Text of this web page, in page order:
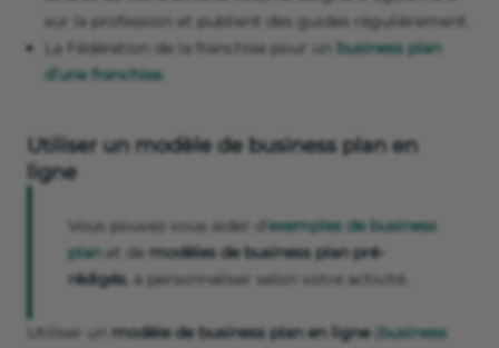
sur la profession et publient des guides régulièrement.
La Fédération de la franchise pour un business plan
d’une franchise.
Utiliser un modèle de business plan en
ligne
Vous pouvez vous aider d’ exemples de business
planet de modèles de business plan pré-
rédigés, à personnaliser selon votre activité.
Utiliser un modèle de business plan en ligne( business